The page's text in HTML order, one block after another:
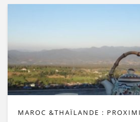
MAROC &THAÏLANDE :